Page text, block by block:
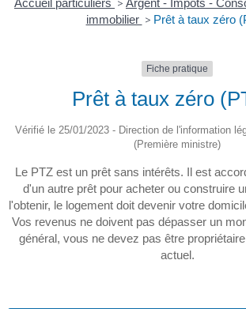
Accueil particuliers > Argent - Impôts -
immobilier > Prêt à taux zéro
Fiche pratique
Prêt à taux zéro
Vérifié le 25/01/2023 - Direction de l'information
(Première ministre)
Le PTZ est un prêt sans intérêts. Il est
d'un autre prêt pour acheter ou construire
l'obtenir, le logement doit devenir votre
Vos revenus ne doivent pas dépasser un
général, vous ne devez pas être
actuel.